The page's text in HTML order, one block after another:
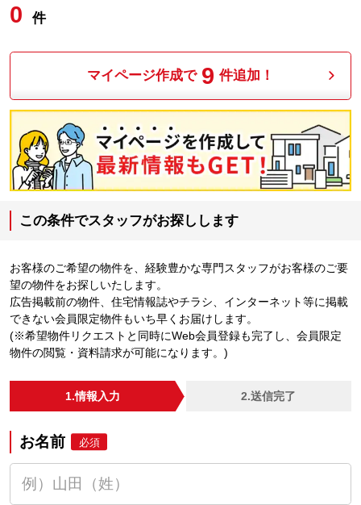
0 件
マイページ作成で 9 件追加！
この条件でスタッフがお探しします
お客様のご希望の物件を、経験豊かな専門スタッフがお客様のご要
望の物件をお探しいたします。
広告掲載前の物件、住宅情報誌やチラシ、インターネット等に掲載
できない会員限定物件もいち早くお届けします。
(※希望物件リクエストと同時にWeb会員登録も完了し、会員限定
物件の閲覧・資料請求が可能になります。)
1.情報入力 2.送信完了
お名前 必須